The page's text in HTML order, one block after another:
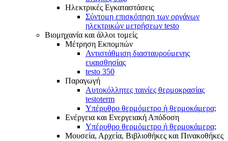
Ηλεκτρικές Εγκαταστάσεις
Σύντομη επισκόπηση των οργάνων
ηλεκτρικών μετρήσεων testo
Βιομηχανία και άλλοι τομείς
Mέτρηση Eκπομπών
Αντιστάθμιση διασταυρούμενης
ευαισθησίας
testo 350
Παραγωγή
Αυτοκόλλητες ταινίες θερμοκρασίας
testoterm
Υπέρυθρο θερμόμετρο ή θερμοκάμερα;
Ενέργεια και Ενεργειακή Απόδοση
Υπέρυθρο θερμόμετρο ή θερμοκάμερα;
Μουσεία, Αρχεία, Βιβλιοθήκες και Πινακοθήκες